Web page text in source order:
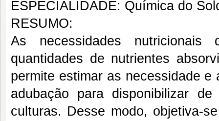
ESPECIALIDADE: Química do
RESUMO:
As necessidades
quantidades de nutrientes
permite estimar as necessidade
adubação para disponibilizar
culturas. Desse modo, objetiva-